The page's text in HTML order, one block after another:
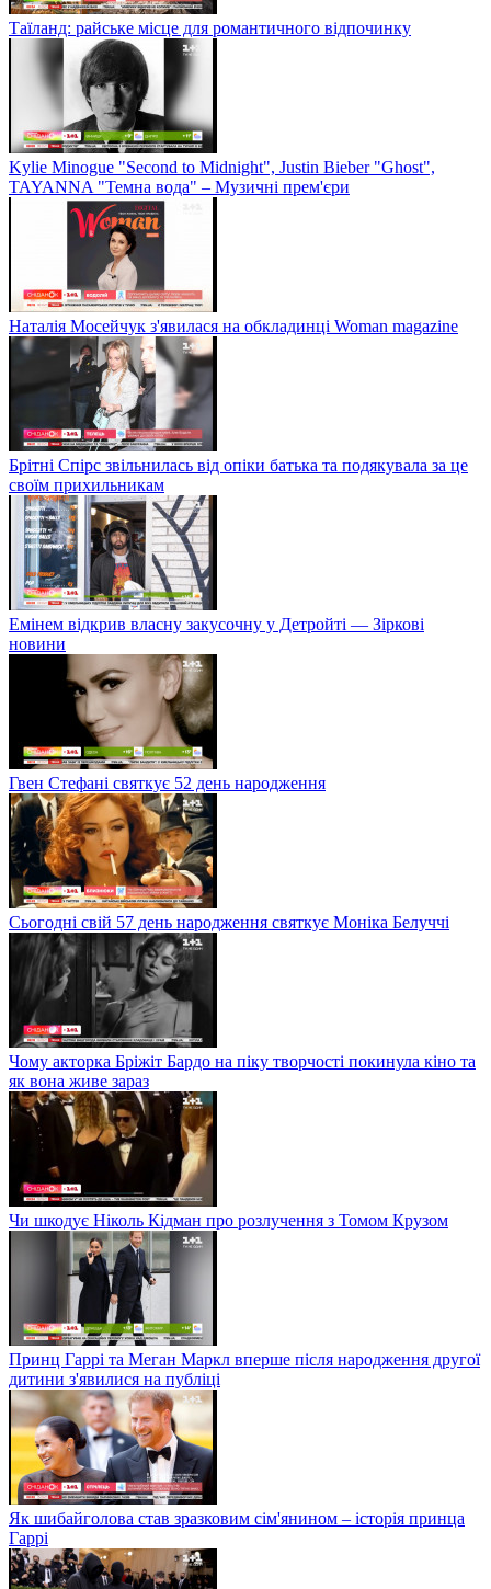
Таїланд: райське місце для романтичного відпочинку
Kylie Minogue "Second to Midnight", Justin Bieber "Ghost",
TAYANNA "Темна вода" – Музичні прем'єри
Наталія Мосейчук з'явилася на обкладинці Woman magazine
Брітні Спірс звільнилась від опіки батька та подякувала за це
своїм прихильникам
Емінем відкрив власну закусочну у Детройті — Зіркові
новини
Гвен Стефані святкує 52 день народження
Сьогодні свій 57 день народження святкує Моніка Белуччі
Чому акторка Бріжіт Бардо на піку творчості покинула кіно та
як вона живе зараз
Чи шкодує Ніколь Кідман про розлучення з Томом Крузом
Принц Гаррі та Меган Маркл вперше після народження другої
дитини з'явилися на публіці
Як шибайголова став зразковим сім'янином – історія принца
Гаррі